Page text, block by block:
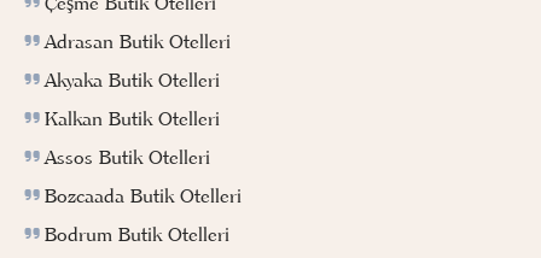
Adrasan Butik Otelleri
Akyaka Butik Otelleri
Kalkan Butik Otelleri
Assos Butik Otelleri
Bozcaada Butik Otelleri
Bodrum Butik Otelleri